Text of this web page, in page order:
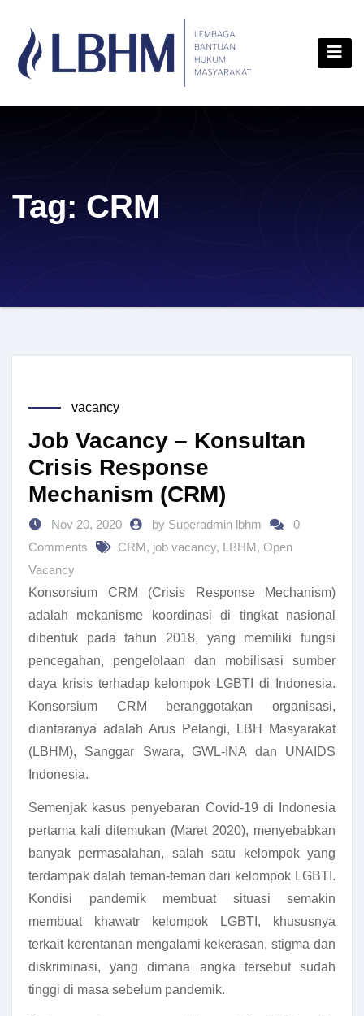
content
Tag: CRM
vacancy
Job Vacancy – Konsultan
Crisis Response
Mechanism (CRM)
Nov 20, 2020 by Superadmin lbhm
0
Comments
CRM, job vacancy, LBHM, Open
Vacancy
Konsorsium CRM (Crisis Response Mechanism)
adalah mekanisme koordinasi di tingkat nasional
dibentuk pada tahun 2018, yang memiliki fungsi
pencegahan, pengelolaan dan mobilisasi sumber
daya krisis terhadap kelompok LGBTI di Indonesia.
Konsorsium CRM beranggotakan organisasi,
diantaranya adalah Arus Pelangi, LBH Masyarakat
(LBHM), Sanggar Swara, GWL-INA dan UNAIDS
Indonesia.
Semenjak kasus penyebaran Covid-19 di Indonesia
pertama kali ditemukan (Maret 2020), menyebabkan
banyak permasalahan, salah satu kelompok yang
terdampak dalah teman-teman dari kelompok LGBTI.
Kondisi pandemik membuat situasi semakin
membuat khawatr kelompok LGBTI, khususnya
terkait kerentanan mengalami kekerasan, stigma dan
diskriminasi, yang dimana angka tersebut sudah
tinggi di masa sebelum pandemik.